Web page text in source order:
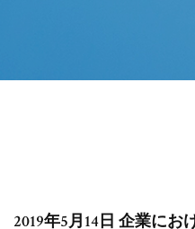
2019年5月14日 企業に